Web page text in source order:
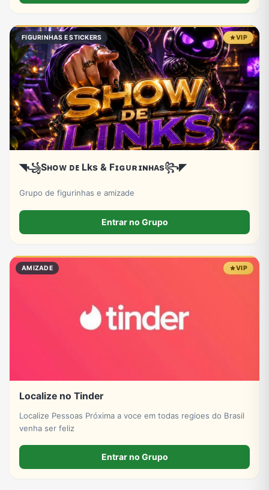
FIGURINHAS E STICKERS VIP
◥꧁Sʜᴏᴡ ᴅᴇ Lks & Fɪɢᴜʀɪɴʜᴀs꧂◤
Grupo de figurinhas e amizade
Entrar no Grupo
AMIZADE VIP
Localize no Tinder
Localize Pessoas Próxima a voce em todas regioes do Brasil
venha ser feliz
Entrar no Grupo